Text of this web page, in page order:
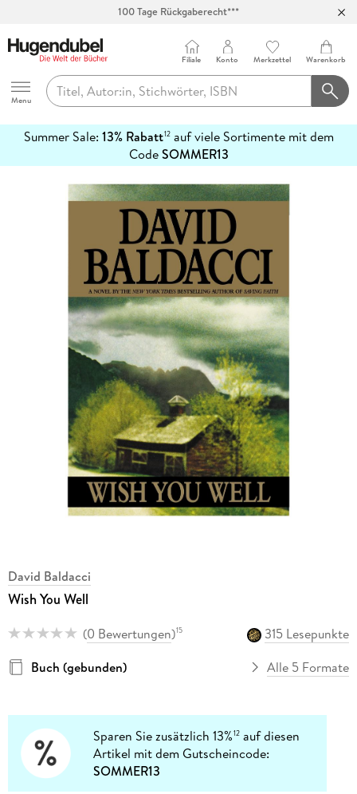
Hugendubel
Menu
Filiale Konto Merkzettel Warenkorb
Summer Sale: 13% Rabatt12auf viele Sortimente mit dem
CodeSOMMER13
erfahren
David Baldacci
Wish You Well
(0 Bewertungen)15
315 Lesepunkte
Buch (gebunden)
Alle 5 Formate
Sparen Sie zusätzlich 13%12 auf diesen
Artikel mit dem Gutscheincode:
SOMMER13